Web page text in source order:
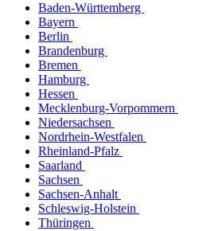
Baden-Württemberg
Bayern
Berlin
Brandenburg
Bremen
Hamburg
Hessen
Mecklenburg-Vorpommern
Niedersachsen
Nordrhein-Westfalen
Rheinland-Pfalz
Saarland
Sachsen
Sachsen-Anhalt
Schleswig-Holstein
Thüringen